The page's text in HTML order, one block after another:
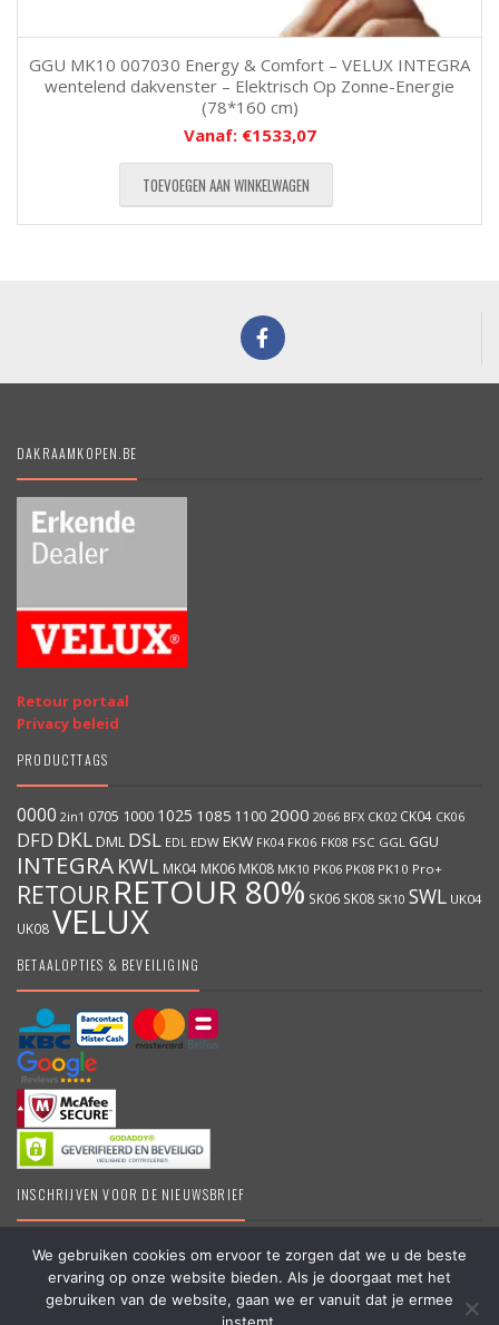
GGU MK10 007030 Energy & Comfort – VELUX INTEGRA
wentelend dakvenster – Elektrisch Op Zonne-Energie
(78*160 cm)
Vanaf: €1533,07
TOEVOEGEN AAN WINKELWAGEN
DAKRAAMKOPEN.BE
Retour portaal
Privacy beleid
PRODUCTTAGS
0000 2in1 0705 1000 1025 1085 1100 2000 2066 BFX CK02 CK04 CK06
DFD DKL DML DSL EDL EDW EKW FK04 FK06 FK08 FSC GGL GGU
INTEGRA KWL MK04 MK06 MK08 MK10 PK06 PK08 PK10 Pro+
RETOUR RETOUR 80% SK06 SK08 SK10 SWL UK04
UK08VELUX
BETAALOPTIES & BEVEILIGING
INSCHRIJVEN VOOR DE NIEUWSBRIEF
DakraamKopen.be – Erkend VELUX dealer – Grootste online VELUX
shop in België – Originele VELUX producten – Dakramen &
We gebruiken cookies om ervoor te zorgen dat we u de beste
ervaring op onze website bieden. Als je doorgaat met het
gebruiken van de website, gaan we er vanuit dat je ermee